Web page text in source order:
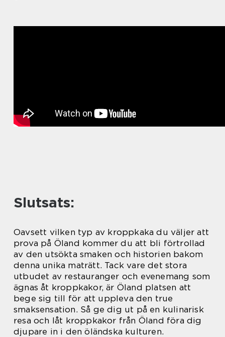
Slutsats:
Oavsett vilken typ av kroppkaka du väljer att
prova på Öland kommer du att bli förtrollad
av den utsökta smaken och historien bakom
denna unika maträtt. Tack vare det stora
utbudet av restauranger och evenemang som
ägnas åt kroppkakor, är Öland platsen att
bege sig till för att uppleva den true
smaksensation. Så ge dig ut på en kulinarisk
resa och låt kroppkakor från Öland föra dig
djupare in i den öländska kulturen.